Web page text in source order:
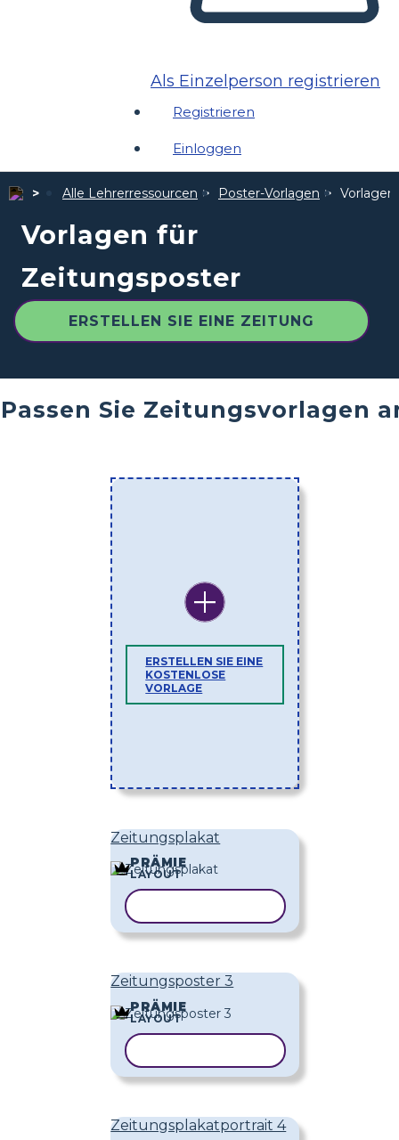
Als Einzelperson registrieren
Registrieren
Einloggen
Alle Lehrerressourcen Poster-Vorlagen
Vorlagen für
Zeitungsposter
ERSTELLEN SIE EINE ZEITUNG
Passen Sie Zeitungsvorlagen
ERSTELLEN SIE EINE
KOSTENLOSE
VORLAGE
Zeitungsplakat
PRÄMIE
LAYOUT
Zeitungsposter 3
PRÄMIE
LAYOUT
Zeitungsplakatportrait 4